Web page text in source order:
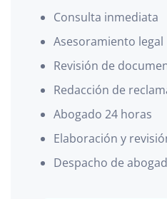
Consulta inmediata
Asesoramiento legal
Revisión de
Redacción de
Abogado 24 horas
Elaboración y
Despacho de